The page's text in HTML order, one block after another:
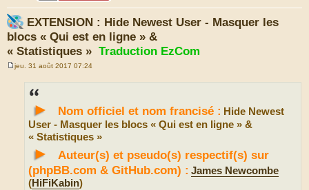
EXTENSION : Hide Newest User - Masquer les
blocs « Qui est en ligne » &
« Statistiques » Traduction EzCom
M
jeu. 31 août 2017 07:24
► Nom officiel et nom francisé : Hide Newest
User - Masquer les blocs « Qui est en ligne » &
« Statistiques »
►
Auteur(s) et pseudo(s) respectif(s) sur
(phpBB.com & GitHub.com) : James Newcombe
(HiFiKabin)